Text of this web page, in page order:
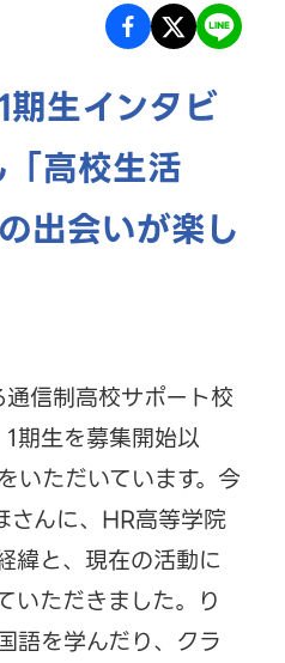
生インタビ
高校生活
出会いが楽し
信制高校サポート校
1期生を募集開始以
いただいています。今
んに、HR高等学院
緯と、現在の活動に
いただきました。り
語を学んだり、クラ